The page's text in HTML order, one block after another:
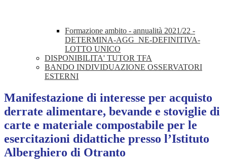
Formazione ambito - annualità 2021/22 -
DETERMINA-AGG_NE-DEFINITIVA-
LOTTO UNICO
DISPONIBILITA' TUTOR TFA
BANDO INDIVIDUAZIONE OSSERVATORI
ESTERNI
Manifestazione di interesse per acquisto
derrate alimentare, bevande e stoviglie di
carte e materiale compostabile per le
esercitazioni didattiche presso l’Istituto
Alberghiero di Otranto